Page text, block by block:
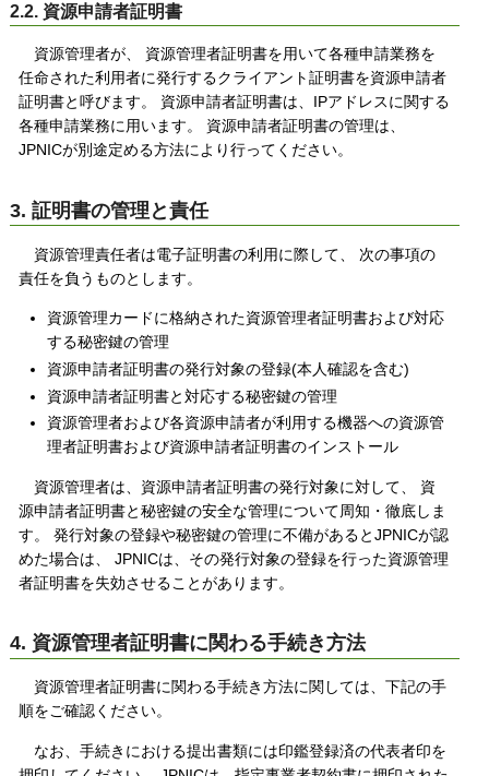
2.2. 資源申請者証明書
資源管理者が、 資源管理者証明書を用いて各種申請業務を
任命された利用者に発行するクライアント証明書を資源申請者
証明書と呼びます。 資源申請者証明書は、IPアドレスに関する
各種申請業務に用います。 資源申請者証明書の管理は、
JPNICが別途定める方法により行ってください。
3. 証明書の管理と責任
資源管理責任者は電子証明書の利用に際して、 次の事項の
責任を負うものとします。
資源管理カードに格納された資源管理者証明書および対応
する秘密鍵の管理
資源申請者証明書の発行対象の登録(本人確認を含む)
資源申請者証明書と対応する秘密鍵の管理
資源管理者および各資源申請者が利用する機器への資源管
理者証明書および資源申請者証明書のインストール
資源管理者は、資源申請者証明書の発行対象に対して、 資
源申請者証明書と秘密鍵の安全な管理について周知・徹底しま
す。 発行対象の登録や秘密鍵の管理に不備があるとJPNICが認
めた場合は、 JPNICは、その発行対象の登録を行った資源管理
者証明書を失効させることがあります。
4. 資源管理者証明書に関わる手続き方法
資源管理者証明書に関わる手続き方法に関しては、下記の手
順をご確認ください。
なお、手続きにおける提出書類には印鑑登録済の代表者印を